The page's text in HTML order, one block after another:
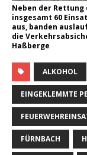
Neben der
insgesamt 60
aus, banden
die
Haßberge
ALKOHOL
EINGEKLEMMTE
FÜRNBACH